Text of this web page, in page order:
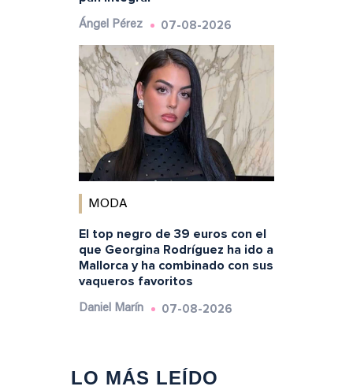
Ángel Pérez 07-08-2026
MODA
El top negro de 39 euros con el
que Georgina Rodríguez ha ido a
Mallorca y ha combinado con sus
vaqueros favoritos
Daniel Marín 07-08-2026
LO MÁS LEÍDO